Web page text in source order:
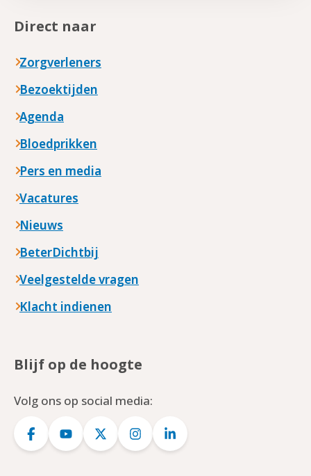
Direct naar
Zorgverleners
Bezoektijden
Agenda
Bloedprikken
Pers en media
Vacatures
Nieuws
BeterDichtbij
Veelgestelde vragen
Klacht indienen
Blijf op de hoogte
Volg ons op social media:
Logo
Logo
Logo
Logo
Logo